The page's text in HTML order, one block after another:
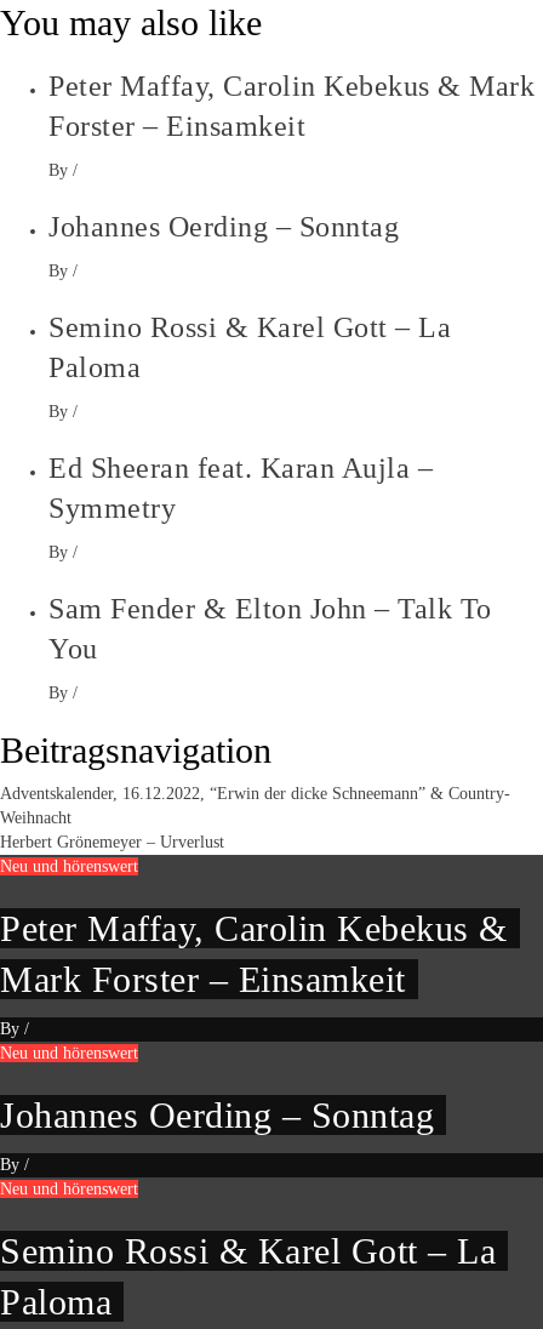
You may also like
Peter Maffay, Carolin Kebekus & Mark
Forster – Einsamkeit
By /
Johannes Oerding – Sonntag
By /
Semino Rossi & Karel Gott – La
Paloma
By /
Ed Sheeran feat. Karan Aujla –
Symmetry
By /
Sam Fender & Elton John – Talk To
You
By /
Beitragsnavigation
Adventskalender, 16.12.2022, “Erwin der dicke Schneemann” & Country-
Weihnacht
Herbert Grönemeyer – Urverlust
Neu und hörenswert
Peter Maffay, Carolin Kebekus &
Mark Forster – Einsamkeit
By /
Neu und hörenswert
Johannes Oerding – Sonntag
By /
Neu und hörenswert
Semino Rossi & Karel Gott – La
Paloma